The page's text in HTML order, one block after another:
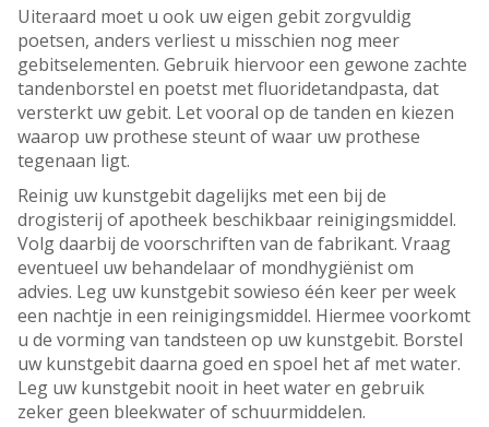
Uiteraard moet u ook uw eigen gebit zorgvuldig
poetsen, anders verliest u misschien nog meer
gebitselementen. Gebruik hiervoor een gewone zachte
tandenborstel en poetst met fluoridetandpasta, dat
versterkt uw gebit. Let vooral op de tanden en kiezen
waarop uw prothese steunt of waar uw prothese
tegenaan ligt.
Reinig uw kunstgebit dagelijks met een bij de
drogisterij of apotheek beschikbaar reinigingsmiddel.
Volg daarbij de voorschriften van de fabrikant. Vraag
eventueel uw behandelaar of mondhygiënist om
advies. Leg uw kunstgebit sowieso één keer per week
een nachtje in een reinigingsmiddel. Hiermee voorkomt
u de vorming van tandsteen op uw kunstgebit. Borstel
uw kunstgebit daarna goed en spoel het af met water.
Leg uw kunstgebit nooit in heet water en gebruik
zeker geen bleekwater of schuurmiddelen.